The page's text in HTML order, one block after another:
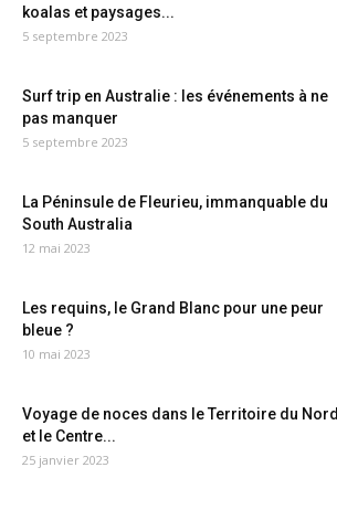
koalas et paysages...
5 septembre 2023
Surf trip en Australie : les événements à ne
pas manquer
5 septembre 2023
La Péninsule de Fleurieu, immanquable du
South Australia
12 mai 2023
Les requins, le Grand Blanc pour une peur
bleue ?
10 mai 2023
Voyage de noces dans le Territoire du Nord
et le Centre...
25 janvier 2023